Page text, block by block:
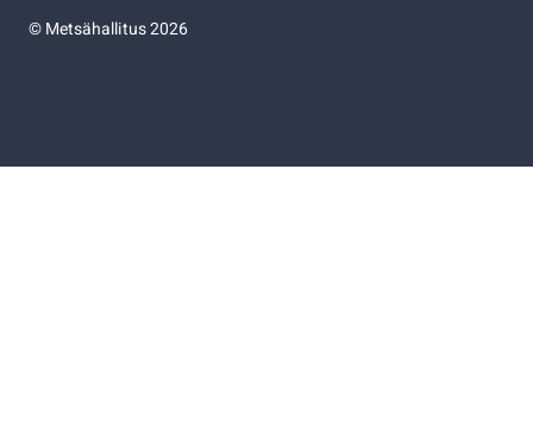
©Metsähallitus 2026